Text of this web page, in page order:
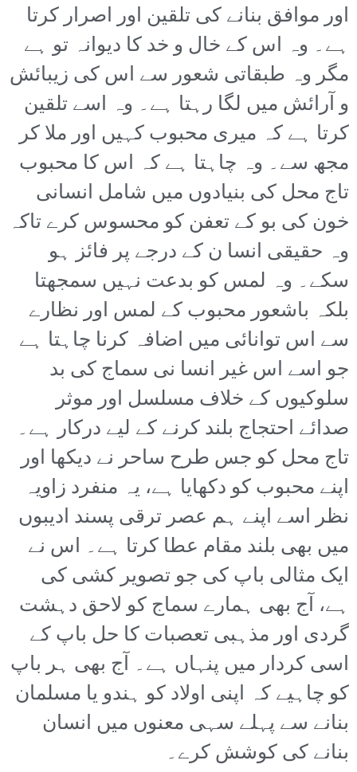
اور موافق بنانے کی تلقین اور اصرار کرتا
ہے۔ وہ اس کے خال و خد کا دیوانہ تو ہے
مگر وہ طبقاتی شعور سے اس کی زیبائش
و آرائش میں لگا رہتا ہے۔ وہ اسے تلقین
کرتا ہے کہ میری محبوب کہیں اور ملا کر
مجھ سے۔ وہ چاہتا ہے کہ اس کا محبوب
تاج محل کی بنیادوں میں شامل انسانی
خون کی بو کے تعفن کو محسوس کرے تاکہ
وہ حقیقی انسا ن کے درجے پر فائز ہو
سکے۔ وہ لمس کو بدعت نہیں سمجھتا
بلکہ باشعور محبوب کے لمس اور نظارے
سے اس توانائی میں اضافہ کرنا چاہتا ہے
جو اسے اس غیر انسا نی سماج کی بد
سلوکیوں کے خلاف مسلسل اور موثر
صدائے احتجاج بلند کرنے کے لیے درکار ہے۔
تاج محل کو جس طرح ساحر نے دیکھا اور
اپنے محبوب کو دکھایا ہے، یہ منفرد زاویہ
نظر اسے اپنے ہم عصر ترقی پسند ادیبوں
میں بھی بلند مقام عطا کرتا ہے۔ اس نے
ایک مثالی باپ کی جو تصویر کشی کی
ہے، آج بھی ہمارے سماج کو لاحق دہشت
گردی اور مذہبی تعصبات کا حل باپ کے
اسی کردار میں پنہاں ہے۔ آج بھی ہر باپ
کو چاہیے کہ اپنی اولاد کو ہندو یا مسلمان
بنانے سے پہلے سہی معنوں میں انسان
بنانے کی کوشش کرے۔